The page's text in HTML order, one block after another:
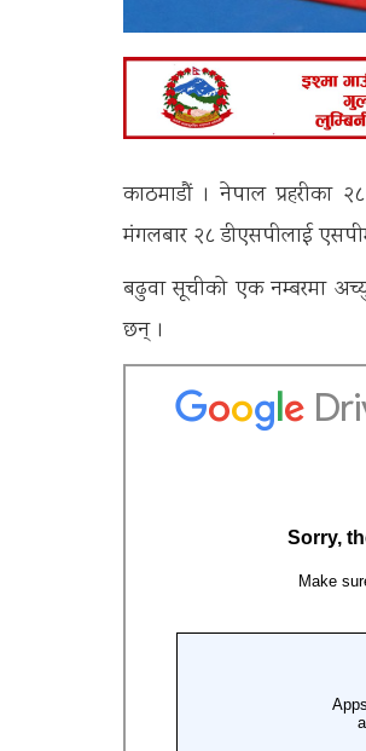
काठमाडौं । नेपाल प्रहरीका
मंगलबार २८ डीएसपीलाई
बढुवा सूचीको एक नम्बरमा
छन् ।